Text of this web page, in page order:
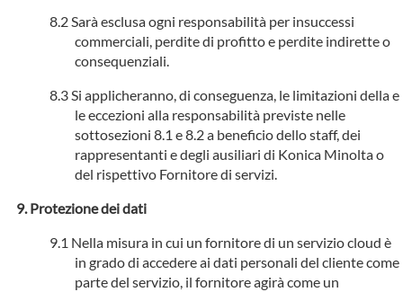
Sarà esclusa ogni responsabilità per insuccessi
commerciali, perdite di profitto e perdite indirette o
consequenziali.
Si applicheranno, di conseguenza, le limitazioni della e
le eccezioni alla responsabilità previste nelle
sottosezioni 8.1 e 8.2 a beneficio dello staff, dei
rappresentanti e degli ausiliari di Konica Minolta o
del rispettivo Fornitore di servizi.
Protezione dei dati
Nella misura in cui un fornitore di un servizio cloud è
in grado di accedere ai dati personali del cliente come
parte del servizio, il fornitore agirà come un